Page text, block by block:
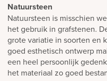
Natuursteen
Natuursteen is misschien
het gebruik in grafstenen.
grote variatie in soorten en
goed esthetisch ontwerp
een heel persoonlijk
het materiaal zo goed